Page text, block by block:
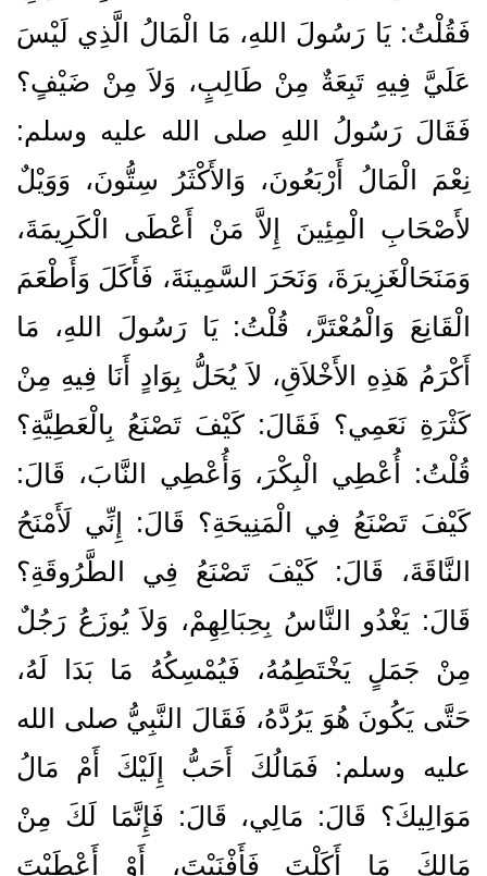
فَقُلْتُ‏:‏ يَا رَسُولَ اللهِ، مَا الْمَالُ الَّذِي لَيْسَ
عَلَيَّ فِيهِ تَبِعَةٌ مِنْ طَالِبٍ، وَلاَ مِنْ ضَيْفٍ‏؟‏
فَقَالَ رَسُولُ اللهِ صلى الله عليه وسلم‏:‏
نِعْمَ الْمَالُ أَرْبَعُونَ، وَالأَكْثَرُ سِتُّونَ، وَوَيْلٌ
لأَصْحَابِ الْمِئِينَ إِلاَّ مَنْ أَعْطَى الْكَرِيمَةَ،
وَمَنَحَالْغَزِيرَةَ، وَنَحَرَ السَّمِينَةَ، فَأَكَلَ وَأَطْعَمَ
الْقَانِعَ وَالْمُعْتَرَّ، قُلْتُ‏:‏ يَا رَسُولَ اللهِ، مَا
أَكْرَمُ هَذِهِ الأَخْلاَقِ، لاَ يُحَلُّ بِوَادٍ أَنَا فِيهِ مِنْ
كَثْرَةِ نَعَمِي‏؟‏ فَقَالَ‏:‏ كَيْفَ تَصْنَعُ بِالْعَطِيَّةِ‏؟‏
قُلْتُ‏:‏ أُعْطِي الْبِكْرَ، وَأُعْطِي النَّابَ، قَالَ‏:‏
كَيْفَ تَصْنَعُ فِي الْمَنِيحَةِ‏؟‏ قَالَ‏:‏ إِنِّي لَأَمْنَحُ
النَّاقَةَ، قَالَ‏:‏ كَيْفَ تَصْنَعُ فِي الطَّرُوقَةِ‏؟‏
قَالَ‏:‏ يَغْدُو النَّاسُ بِحِبَالِهِمْ، وَلاَ يُوزَعُ رَجُلٌ
مِنْ جَمَلٍ يَخْتَطِمُهُ، فَيُمْسِكُهُ مَا بَدَا لَهُ،
حَتَّى يَكُونَ هُوَ يَرُدَّهُ، فَقَالَ النَّبِيُّ صلى الله
عليه وسلم‏:‏ فَمَالُكَ أَحَبُّ إِلَيْكَ أَمْ مَالُ
مَوَالِيكَ‏؟‏ قَالَ‏:‏ مَالِي، قَالَ‏:‏ فَإِنَّمَا لَكَ مِنْ
مَالِكَ مَا أَكَلْتَ فَأَفْنَيْتَ، أَوْ أَعْطَيْتَ